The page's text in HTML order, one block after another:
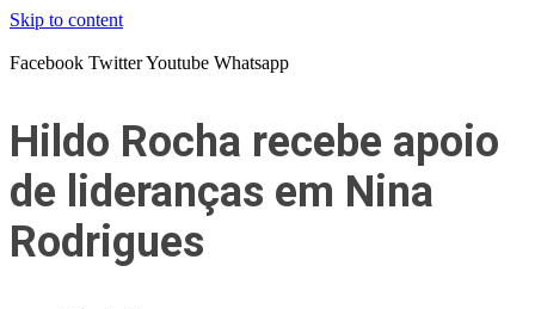
Skip to content
Facebook TwitterYoutube Whatsapp
Hildo Rocha recebe apoio
de lideranças em Nina
Rodrigues